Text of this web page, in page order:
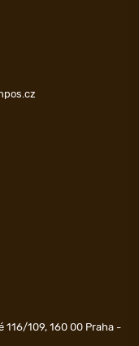
116/109, 160 00 Praha -